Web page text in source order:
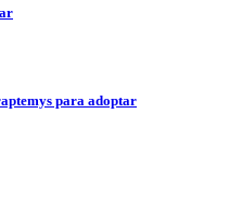
para adoptar